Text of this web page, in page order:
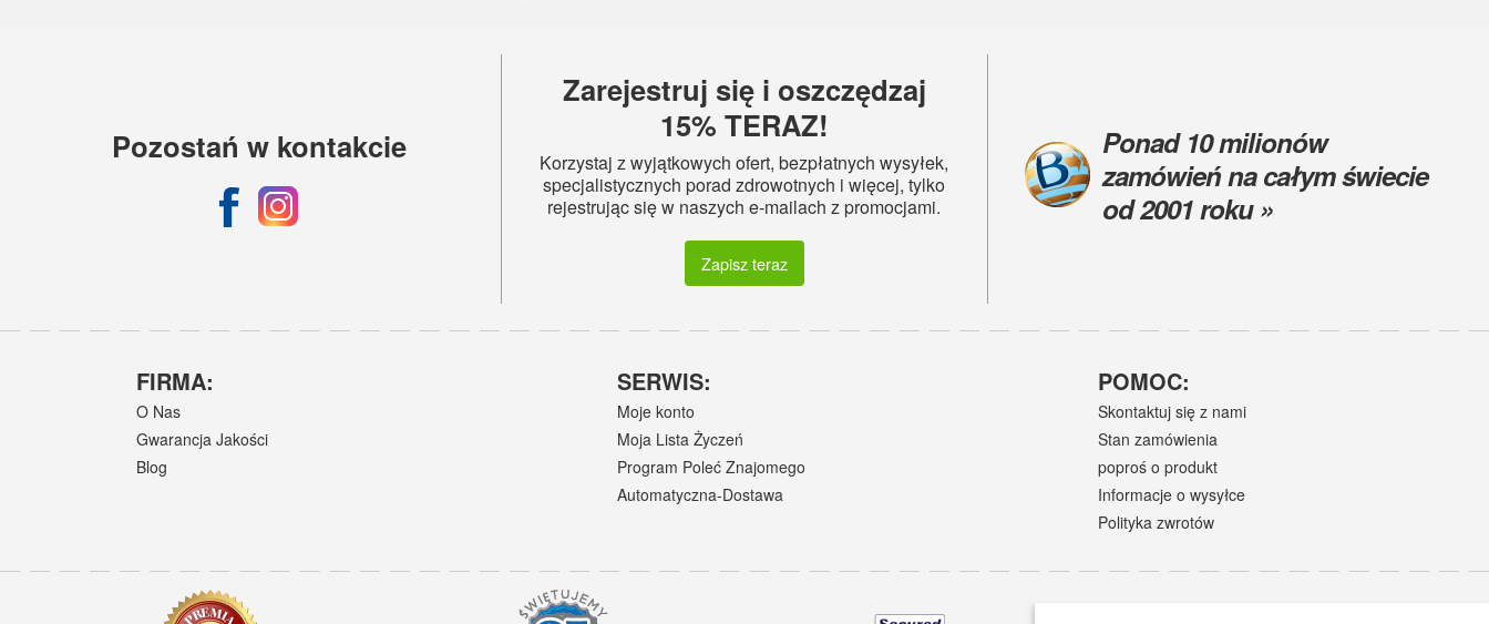
Pozostań w kontakcie
Zarejestruj się i oszczędzaj
15% TERAZ!
Korzystaj z wyjątkowych ofert, bezpłatnych wysyłek,
specjalistycznych porad zdrowotnych i więcej, tylko
rejestrując się w naszych e-mailach z promocjami.
Zapisz teraz
Ponad 10 milionów
zamówień na całym świecie
od 2001 roku »
FIRMA:
O Nas
Gwarancja Jakości
Blog
SERWIS:
Moje konto
Moja Lista Życzeń
Program Poleć Znajomego
Automatyczna-Dostawa
POMOC:
Skontaktuj się z nami
Stan zamówienia
poproś o produkt
Informacje o wysyłce
Polityka zwrotów